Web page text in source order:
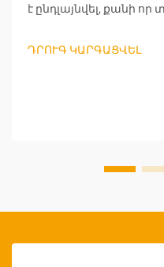
է ընդլայնվել, քանի որ
Մանրածախ
ԴՐՈՒԳ ԿԱՐԳԱՑՎԵԼ